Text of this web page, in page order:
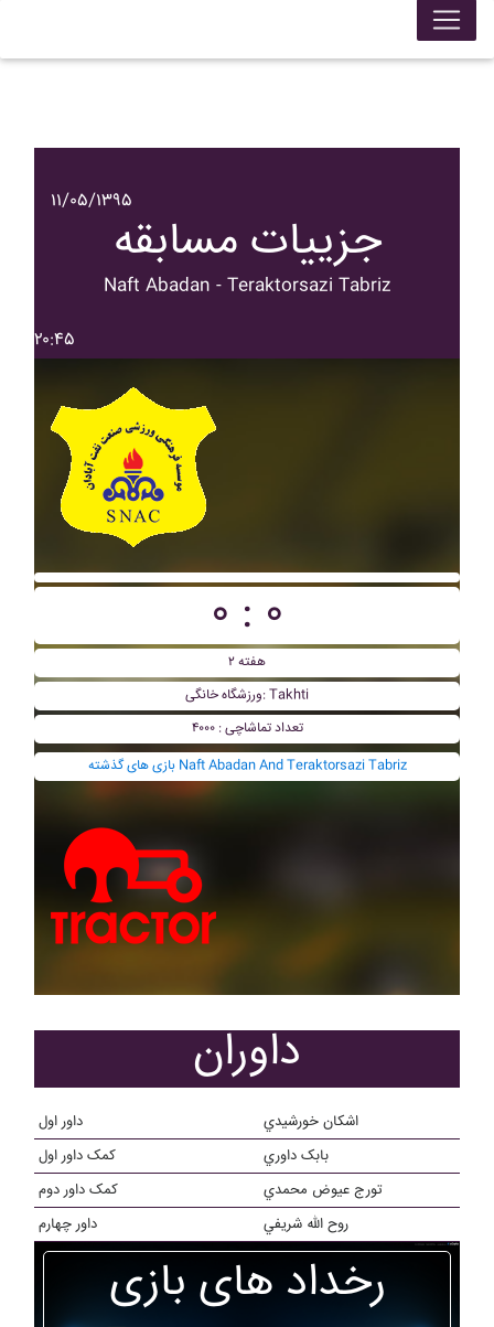
۱۱/۰۵/۱۳۹۵
جزییات مسابقه
Naft Abadan - Teraktorsazi Tabriz
۲۰:۴۵
۰ : ۰
هفته ۲
ورزشگاه خانگی: Takhti
تعداد تماشاچی : ۴۰۰۰
بازی های گذشته Naft Abadan And Teraktorsazi Tabriz
داوران
داور اول
اشکان خورشيدي
کمک داور اول
بابک داوري
کمک داور دوم
تورج عيوض محمدي
داور چهارم
روح الله شريفي
رخداد های بازی